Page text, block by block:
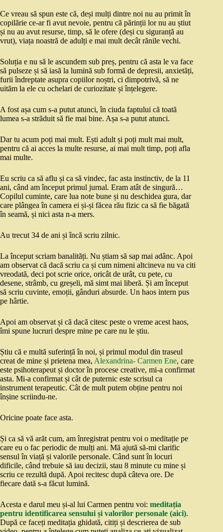
Ce vreau să spun este că, deși mulți dintre noi nu au primit în
copilărie ce-ar fi avut nevoie, pentru că părinții lor nu au știut
și nu au avut resurse, timp, să le ofere (deși cu siguranță au
vrut), viața noastră de adulți e mai mult decât rănile vechi.
Soluția e nu să le ascundem sub preș, pentru că asta le va face
să pulseze și să iasă la lumină sub formă de depresii, anxietăți,
furii îndreptate asupra copiilor noștri, ci dimpotrivă, să ne
uităm la ele cu ochelari de curiozitate și înțelegere.
A fost așa cum s-a putut atunci, în ciuda faptului că toată
lumea s-a străduit să fie mai bine. Așa s-a putut atunci.
Dar tu acum poți mai mult. Ești adult și poți mult mai mult,
pentru că ai acces la multe resurse, ai mai mult timp, poți afla
mai multe.
Eu scriu ca să aflu și ca să vindec, fac asta instinctiv, de la 11
ani, când am început primul jurnal. Eram atât de singură…
Copilul cuminte, care lua note bune și nu deschidea gura, dar
care plângea în camera ei și-și făcea rău fizic ca să fie băgată
în seamă, și nici asta n-a mers.
Au trecut 34 de ani și încă scriu zilnic.
La început scriam banalități. Nu știam să sap mai adânc. Apoi
am observat că dacă scriu ca și cum nimeni altcineva nu va citi
vreodată, deci pot scrie orice, oricât de urât, cu pete, cu
desene, strâmb, cu greșeli, mă simt mai liberă. Și am început
să scriu cuvinte, emoții, gânduri absurde. Un haos intern pus
pe hârtie.
Apoi am observat și că dacă citesc peste o vreme acest haos,
îmi spune lucruri despre mine pe care nu le știu.
Știu că e multă suferință în noi, și primul modul din traseul
creat de mine și prietena mea, Alexandrina- Carmen Ene, care
este psihoterapeut și doctor în procese creative, mi-a confirmat
asta. Mi-a confirmat și cât de puternic este scrisul ca
instrument terapeutic. Cât de mult putem obține pentru noi
înșine scriindu-ne.
Oricine poate face asta.
Și ca să vă arăt cum, am înregistrat pentru voi o meditație pe
care eu o fac periodic de mulți ani. Mă ajută să-mi clarific
sensul în viață și valorile personale. Când sunt în locuri
dificile, când trebuie să iau decizii, stau 8 minute cu mine și
scriu ce rezultă după. Apoi recitesc după câteva ore. De
fiecare dată s-a făcut lumină.
Acesta e darul meu și-al lui Carmen pentru voi: meditația
pentru identificarea sensului și valorilor personale (aici).
După ce faceți meditația ghidată, citiți și descrierea de sub